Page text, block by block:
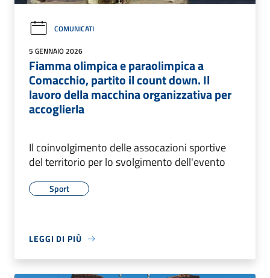
COMUNICATI
5 GENNAIO 2026
Fiamma olimpica e paraolimpica a
Comacchio, partito il count down. Il
lavoro della macchina organizzativa per
accoglierla
Il coinvolgimento delle assocazioni sportive
del territorio per lo svolgimento dell'evento
Sport
LEGGI DI PIÙ